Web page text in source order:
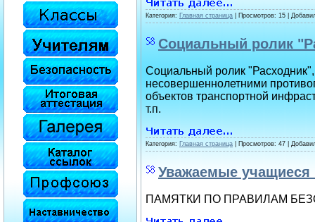
Категория: Главная страница | Просмотров: 15 |
Социальный ролик
Социальный ролик
несовершеннолетними
объектов транспортной
т.п.
Категория: Главная страница | Просмотров: 47 |
Уважаемые учащиеся
ПАМЯТКИ ПО ПРАВИЛАМ